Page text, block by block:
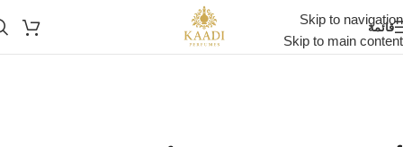
Skip to navigation
Skip to main content
قائمة